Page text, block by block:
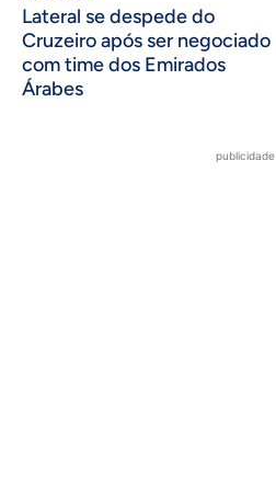
Lateral se despede do
Cruzeiro após ser negociado
com time dos Emirados
Árabes
publicidade